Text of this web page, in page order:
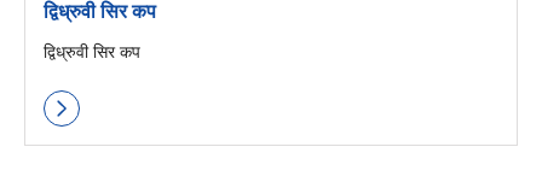
द्विध्रुवी सिर कप
द्विध्रुवी सिर कप